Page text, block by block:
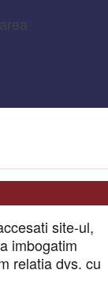
site-ul,
imbogatim
relatia dvs. cu